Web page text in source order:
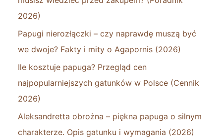
2026)
Papugi nierozłączki – czy naprawdę muszą być
we dwoje? Fakty i mity o Agapornis (2026)
Ile kosztuje papuga? Przegląd cen
najpopularniejszych gatunków w Polsce (Cennik
2026)
Aleksandretta obrożna – piękna papuga o silnym
charakterze. Opis gatunku i wymagania (2026)